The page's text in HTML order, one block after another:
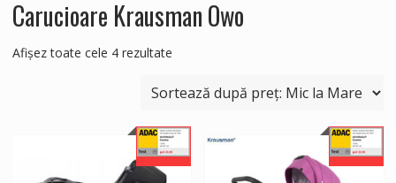
Carucioare Krausman Owo
Afișez toate cele 4 rezultateSortat
preț:
la
mic
la